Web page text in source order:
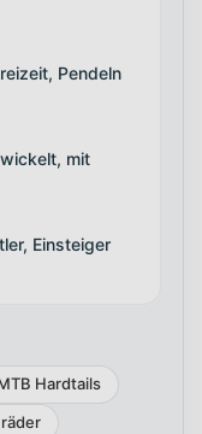
Pendeln
mit
Einsteiger
Hardtails